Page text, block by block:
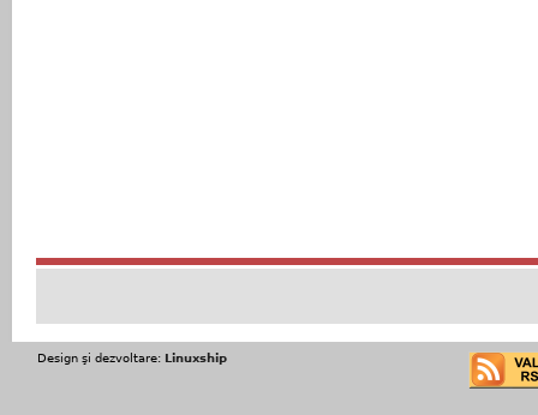
Design şi dezvoltare: Linuxship